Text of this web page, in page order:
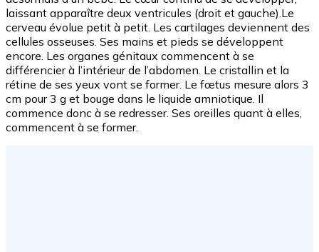
laissant apparaître deux ventricules (droit et gauche).Le
cerveau évolue petit à petit. Les cartilages deviennent des
cellules osseuses. Ses mains et pieds se développent
encore. Les organes génitaux commencent à se
différencier à l’intérieur de l’abdomen. Le cristallin et la
rétine de ses yeux vont se former. Le fœtus mesure alors 3
cm pour 3 g et bouge dans le liquide amniotique. Il
commence donc à se redresser. Ses oreilles quant à elles,
commencent à se former.